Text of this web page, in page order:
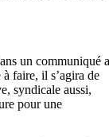
un communiqué
faire, il s’agira de
syndicale aussi,
pour une